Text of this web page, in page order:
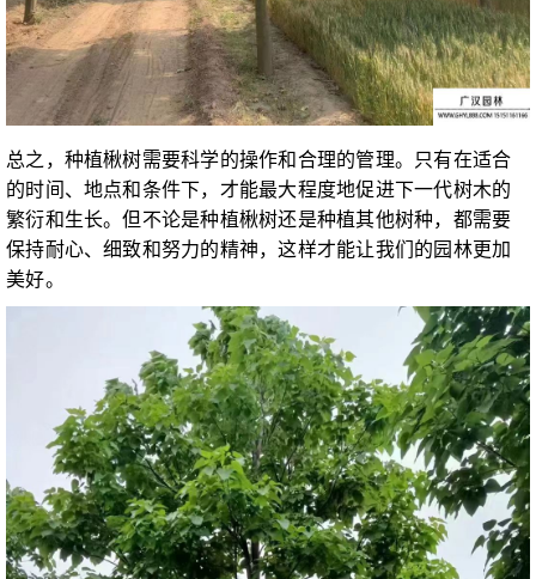
总之，种植楸树需要科学的操作和合理的管理。只有在适合
的时间、地点和条件下，才能最大程度地促进下一代树木的
繁衍和生长。但不论是种植楸树还是种植其他树种，都需要
保持耐心、细致和努力的精神，这样才能让我们的园林更加
美好。